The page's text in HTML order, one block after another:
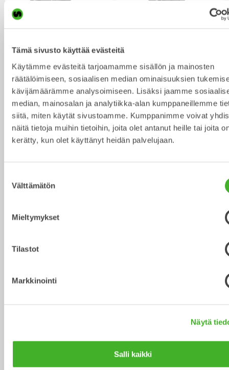
Tämä sivusto käyttää evästeitä
Käytämme evästeitä tarjoamamme sisällön ja mainosten
räätälöimiseen, sosiaalisen median ominaisuuksien
kävijämäärämme analysoimiseen. Lisäksi jaamme
median, mainosalan ja analytiikka-alan kumppaneillemme
siitä, miten käytät sivustoamme. Kumppanimme voivat
näitä tietoja muihin tietoihin, joita olet antanut heille tai joita
kerätty, kun olet käyttänyt heidän palvelujaan.
valinta
Välttämätön
Mieltymykset
Tilastot
Markkinointi
Näytä
Salli kaikki
Kauhanpyörittäjä 6-10tonnisiin Kauhanpyörittäjä
Kauhanpyörittäjä
12-15tonnisiin